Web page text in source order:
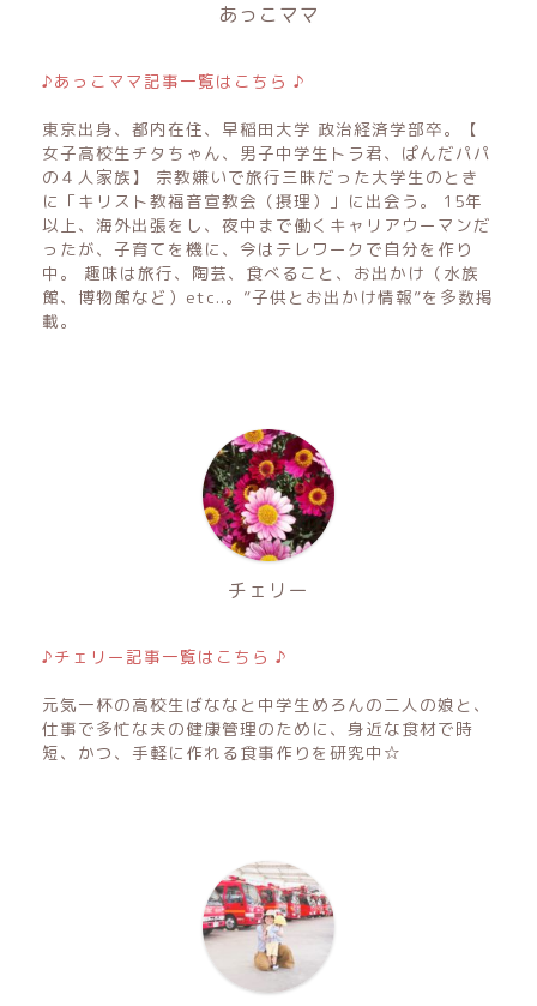
あっこママ
♪あっこママ記事一覧はこちら ♪
東京出身、都内在住、早稲田大学 政治経済学部卒。【
女子高校生チタちゃん、男子中学生トラ君、ぱんだパパ
の４人家族】 宗教嫌いで旅行三昧だった大学生のとき
に「キリスト教福音宣教会（摂理）」に出会う。 15年
以上、海外出張をし、夜中まで働くキャリアウーマンだ
ったが、子育てを機に、今はテレワークで自分を作り
中。 趣味は旅行、陶芸、食べること、お出かけ（水族
館、博物館など）etc..。”子供とお出かけ情報”を多数掲
載。
チェリー
♪チェリー記事一覧はこちら ♪
元気一杯の高校生ばななと中学生めろんの二人の娘と、
仕事で多忙な夫の健康管理のために、身近な食材で時
短、かつ、手軽に作れる食事作りを研究中☆